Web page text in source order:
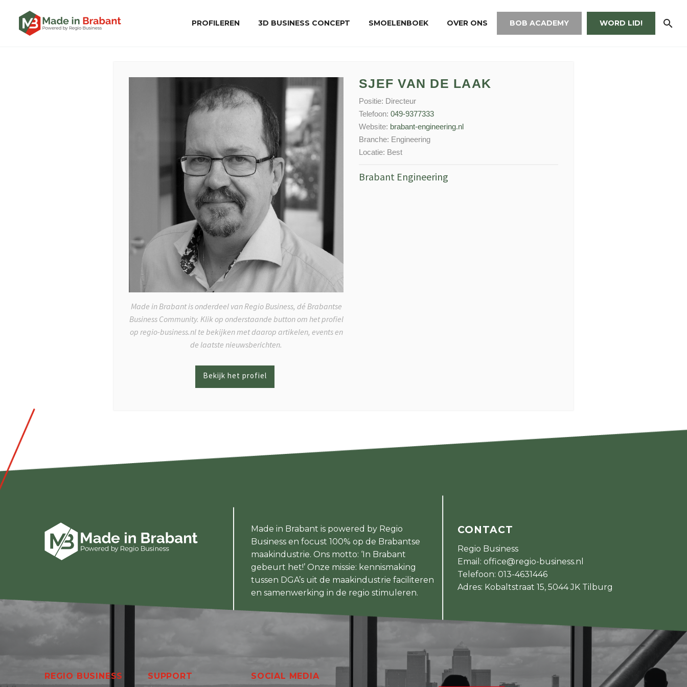
PROFILEREN 3D BUSINESS CONCEPT SMOELENBOEK OVER ONS BOB ACADEMY WORD LID!
Made in Brabant is onderdeel van Regio Business, dé Brabantse
Business Community. Klik op onderstaande button om het profiel
op regio-business.nl te bekijken met daarop artikelen, events en
de laatste nieuwsberichten.
SJEF VAN DE LAAK
Positie: Directeur
Telefoon: 049-9377333
Website: brabant-engineering.nl
Branche: Engineering
Locatie: Best
Brabant Engineering
Made in Brabant is powered by Regio
Business en focust 100% op de Brabantse
maakindustrie. Ons motto: ‘In Brabant
gebeurt het!’ Onze missie: kennismaking
tussen DGA’s uit de maakindustrie faciliteren
en samenwerking in de regio stimuleren.
CONTACT
Regio Business
Email: office@regio-business.nl
Telefoon: 013-4631446
Adres: Kobaltstraat 15, 5044 JK Tilburg
REGIO BUSINESS SUPPORT SOCIAL MEDIA